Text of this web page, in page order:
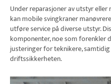
Under reparasjoner av utstyr
kan mobile svingkraner
utføre service på diverse utstyr.
komponenter, noe som forenkler
justeringer for teknikere,
driftssikkerheten.